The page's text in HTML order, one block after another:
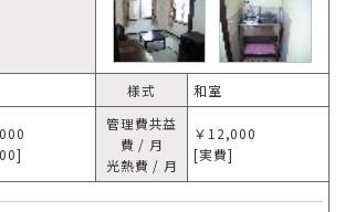
様式 和室
管理費共益
費 / 月
光熱費 / 月
￥12,000
[実費]